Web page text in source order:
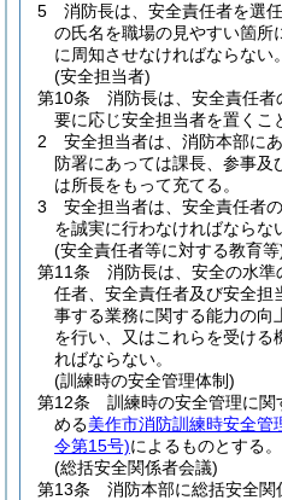
5
消防長は、安全責任者を選
の氏名を職場の見やすい箇所
に周知させなければならない。
(安全担当者)
第10条
消防長は、安全責任
要に応じ安全担当者を置くこ
2
安全担当者は、消防本部に
防署にあっては課長、参事及
は所長をもって充てる。
3
安全担当者は、安全責任者
を誠実に行わなければならな
(安全責任者等に対する教育等
第11条
消防長は、安全の水
任者、安全責任者及び安全担
事する業務に関する能力の向
を行い、又はこれらを受ける
ればならない。
(訓練時の安全管理体制)
第12条
訓練時の安全管理に
める美作市消防訓練時安全管
令第15号)によるものとする。
(総括安全関係者会議)
第13条
消防本部に総括安全関